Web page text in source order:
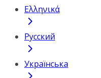
Ελληνικά
Русский
Українська